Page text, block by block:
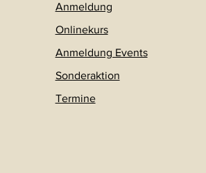
Anmeldung
Onlinekurs
Anmeldung Events
Sonderaktion
Termine